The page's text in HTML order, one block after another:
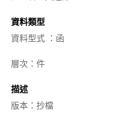
資料類型
資料型式 ：函
層次：件
描述
版本：抄檔